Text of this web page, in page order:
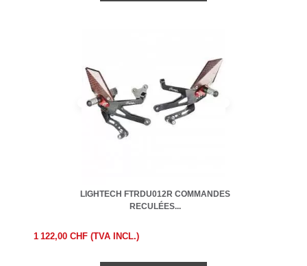
LIGHTECH FTRDU012R COMMANDES
RECULÉES...
1 122,00 CHF (TVA INCL.)